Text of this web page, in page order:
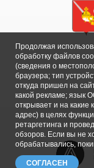
Продолжая
обработку файлов
(сведения о
браузера; тип
откуда пришел на
какой рекламе; язык
открывает и на какие
адрес) в целях
ретаргетинга и
обзоров. Если вы не
обрабатывались,
СОГЛАСЕН